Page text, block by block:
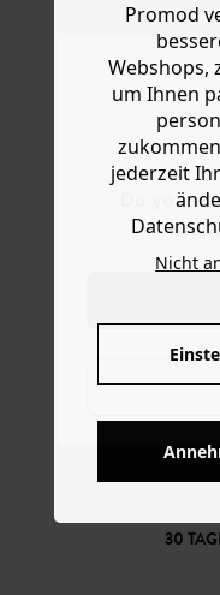
Do you
Ware die Artikel
fließenden und seitlich
Optik. Das Modell mit
überlappende
Eukalyptus-Zellstoff aus
30
Promod
Webshops,
um Ihnen
jederzeit
Nicht